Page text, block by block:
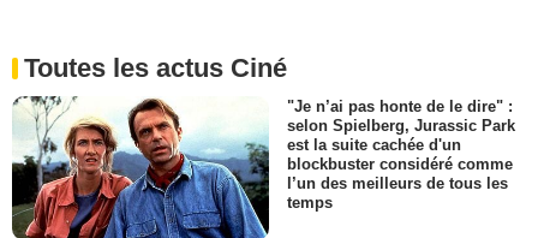
Toutes les actus Ciné
"Je n’ai pas honte de le dire" :
selon Spielberg, Jurassic Park
est la suite cachée d'un
blockbuster considéré comme
l’un des meilleurs de tous les
temps